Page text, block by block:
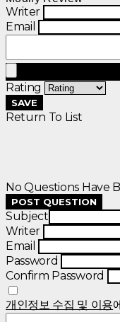
Writer
Email
Rating
SAVE
Return To List
No Questions Have
POST QUESTION
Subject
Writer
Email
Password
Confirm Password
개인정보 수집 및 이용